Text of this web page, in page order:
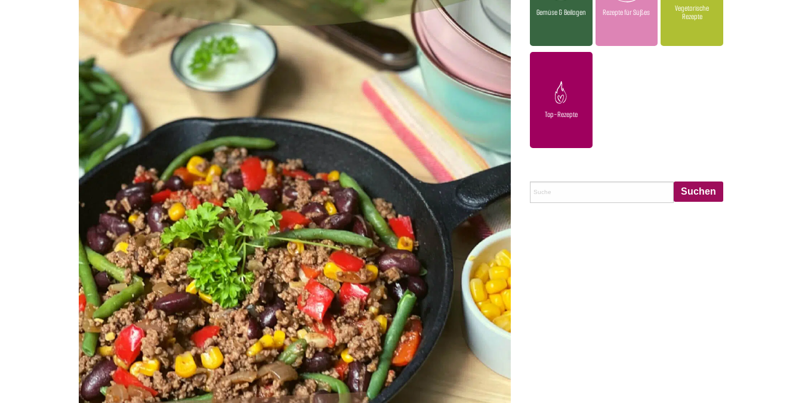
Gemüse & Beilagen Rezepte für Süßes
Vegetarische
Rezepte
Top-Rezepte